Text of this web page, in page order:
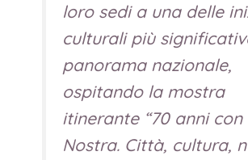
loro sedi a una delle
culturali più
panorama nazionale,
ospitando la mostra
itinerante “70 anni
Nostra. Città, cultura,